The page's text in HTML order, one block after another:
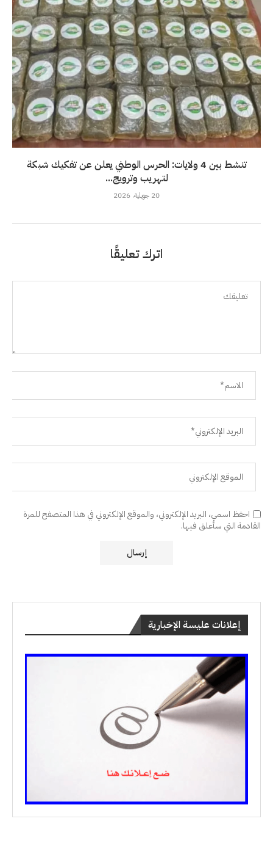
تنشط بين 4 ولايات: الحرس الوطني يعلن عن تفكيك شبكة
لتهريب وترويج...
20 جويلية، 2026
اترك تعليقًا
احفظ اسمي، البريد الإلكتروني، والموقع الإلكتروني في هذا المتصفح للمرة
القادمة التي سأعلق فيها.
إعلانات عليسة الإخبارية